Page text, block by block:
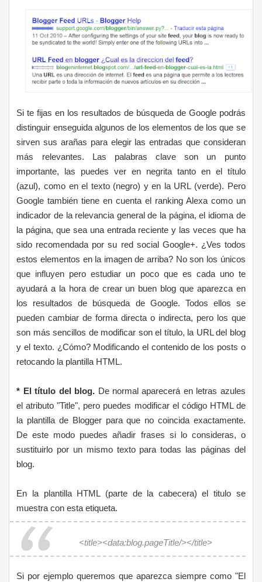
Si te fijas en los resultados de búsqueda de Google podrás
distinguir enseguida algunos de los elementos de los que se
sirven sus arañas para elegir las entradas que consideran
más relevantes. Las palabras clave son un punto
importante, las puedes ver en negrita tanto en el título
(azul), como en el texto (negro) y en la URL (verde). Pero
Google también tiene en cuenta el ranking Alexa como un
indicador de la relevancia general de la página, el idioma de
la página, que sea una entrada reciente y las veces que ha
sido recomendada por su red social Google+. ¿Ves todos
estos elementos en la imagen de arriba? No son los únicos
que influyen pero estudiar un poco que es cada uno te
ayudará a la hora de crear un buen blog que aparezca en
los resultados de búsqueda de Google. Todos ellos se
pueden cambiar de forma directa o indirecta, pero los que
son más sencillos de modificar son el título, la URL del blog
y el texto. ¿Cómo? Modificando el contenido de los posts o
retocando la plantilla HTML.
* El título del blog. De normal aparecerá en letras azules
el atributo "Title", pero puedes modificar el código HTML de
la plantilla de Blogger para que no coincida exactamente.
De este modo puedes añadir frases si lo consideras, o
sustituirlo por un mismo texto para todas las páginas del
blog.
En la plantilla HTML (parte de la cabecera) el titulo se
muestra con esta etiqueta.
<title><data:blog.pageTitle/></title>
Si por ejemplo queremos que aparezca siempre como "El